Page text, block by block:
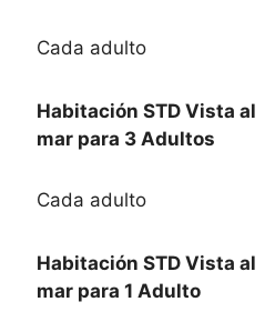
Cada adulto
Habitación STD Vista al
mar para 3 Adultos
Cada adulto
Habitación STD Vista al
mar para 1 Adulto